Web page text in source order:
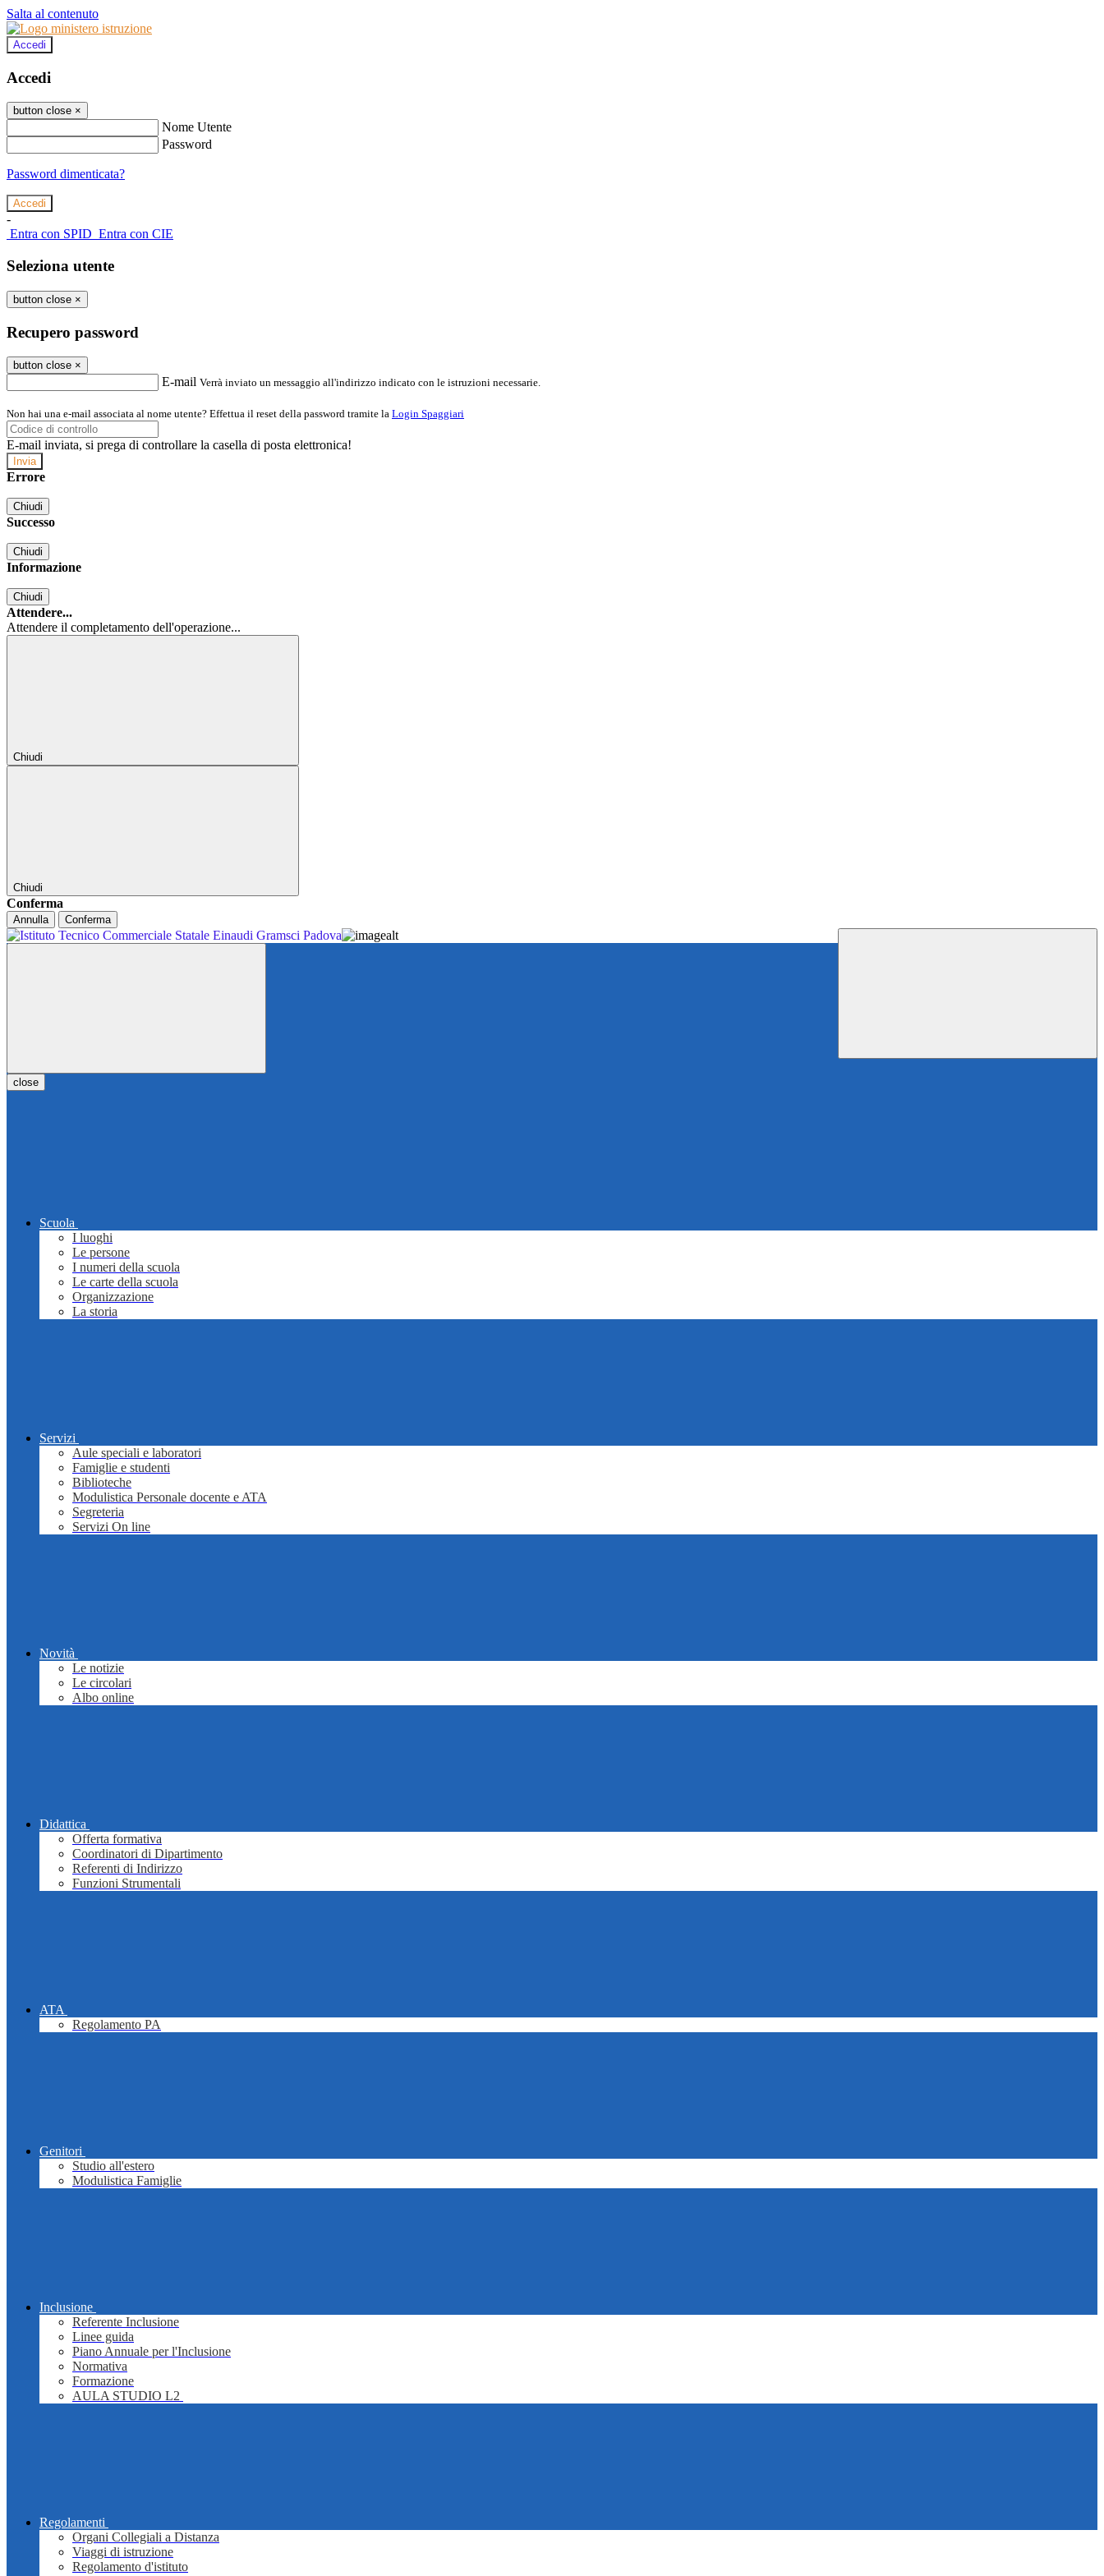
Salta al contenuto
Accedi
Accedi
button close ×
Nome Utente
Password
Password dimenticata?
-
Entra con SPID Entra con CIE
Seleziona utente
button close ×
Recupero password
button close ×
E-mail Verrà inviato un messaggio all'indirizzo indicato con le istruzioni necessarie.
Non hai una e-mail associata al nome utente? Effettua il reset della password tramite la Login Spaggiari
E-mail inviata, si prega di controllare la casella di posta elettronica!
Errore
Chiudi
Successo
Chiudi
Informazione
Chiudi
Attendere...
Attendere il completamento dell'operazione...
Chiudi
Chiudi
Conferma
Annulla Conferma
close
Scuola
I luoghi
Le persone
I numeri della scuola
Le carte della scuola
Organizzazione
La storia
Servizi
Aule speciali e laboratori
Famiglie e studenti
Biblioteche
Modulistica Personale docente e ATA
Segreteria
Servizi On line
Novità
Le notizie
Le circolari
Albo online
Didattica
Offerta formativa
Coordinatori di Dipartimento
Referenti di Indirizzo
Funzioni Strumentali
ATA
Regolamento PA
Genitori
Studio all'estero
Modulistica Famiglie
Inclusione
Referente Inclusione
Linee guida
Piano Annuale per l'Inclusione
Normativa
Formazione
AULA STUDIO L2
Regolamenti
Organi Collegiali a Distanza
Viaggi di istruzione
Regolamento d'istituto